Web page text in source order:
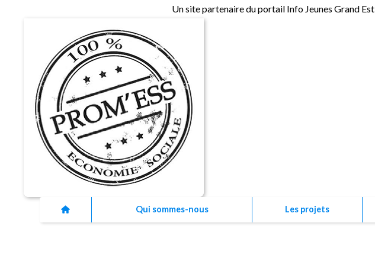
Un site partenaire du portail Info Jeunes Grand Est
Qui sommes-nous Les projets